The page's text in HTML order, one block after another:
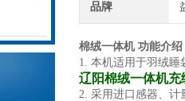
品牌
棉绒一体机 功能介绍
1. 本机适用于羽绒睡
辽阳棉绒一体机充
2. 采用进口感器、计